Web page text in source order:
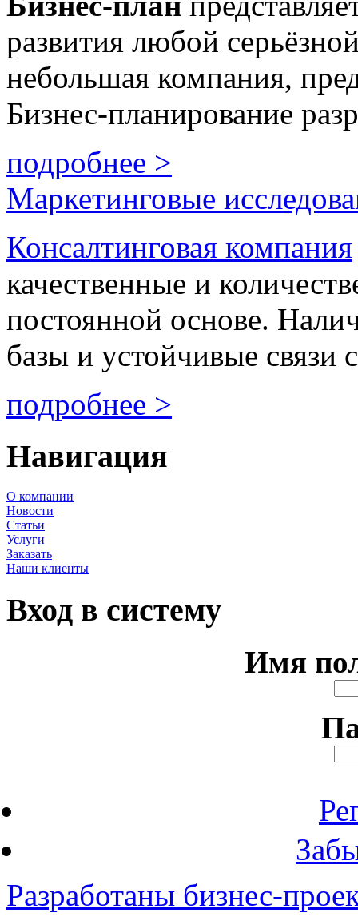
развития любой
небольшая компания,
Бизнес-планирование
подробнее >
Маркетинговые
Консалтинговая компания
качественные и
постоянной основе.
базы и устойчивые связи с
подробнее >
Навигация
О компании
Новости
Статьи
Услуги
Заказать
Наши клиенты
Вход в систему
Имя
Разработаны бизнес-